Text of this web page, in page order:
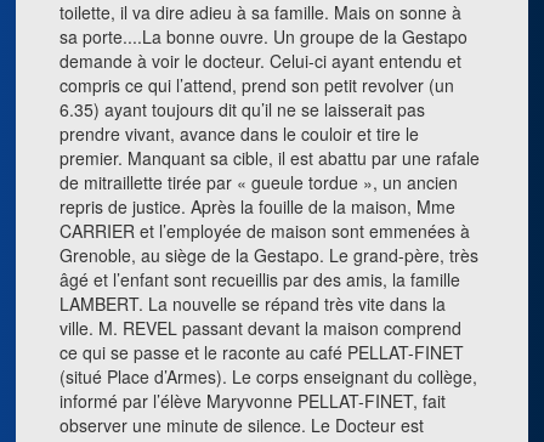
toilette, il va dire adieu à sa famille. Mais on sonne à
sa porte....La bonne ouvre. Un groupe de la Gestapo
demande à voir le docteur. Celui-ci ayant entendu et
compris ce qui l’attend, prend son petit revolver (un
6.35) ayant toujours dit qu’il ne se laisserait pas
prendre vivant, avance dans le couloir et tire le
premier. Manquant sa cible, il est abattu par une rafale
de mitraillette tirée par « gueule tordue », un ancien
repris de justice. Après la fouille de la maison, Mme
CARRIER et l’employée de maison sont emmenées à
Grenoble, au siège de la Gestapo. Le grand-père, très
âgé et l’enfant sont recueillis par des amis, la famille
LAMBERT. La nouvelle se répand très vite dans la
ville. M. REVEL passant devant la maison comprend
ce qui se passe et le raconte au café PELLAT-FINET
(situé Place d’Armes). Le corps enseignant du collège,
informé par l’élève Maryvonne PELLAT-FINET, fait
observer une minute de silence. Le Docteur est